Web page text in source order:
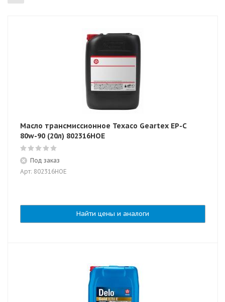
Масло трансмиссионное Texaco Geartex EP-C
80w-90 (20л) 802316HOE
Под заказ
Арт: 802316HOE
Найти цены и аналоги